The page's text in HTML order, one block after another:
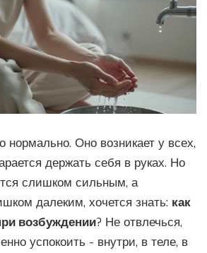
нормально. Оно возникает у всех,
держать себя в руках. Но
слишком сильным, а
далеким, хочется знать: как
возбуждении? Не отвлечься,
успокоить - внутри, в теле, в